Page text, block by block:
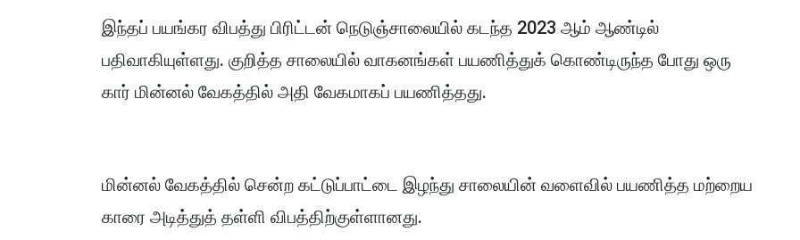
இந்தப் பயங்கர விபத்து பிரிட்டன் நெடுஞ்சாலையில் கடந்த 2023 ஆம் ஆண்டில்
பதிவாகியுள்ளது. குறித்த சாலையில் வாகனங்கள் பயணித்துக் கொண்டிருந்த போது ஒரு
கார் மின்னல் வேகத்தில் அதி வேகமாகப் பயணித்தது.
மின்னல் வேகத்தில் சென்ற கட்டுப்பாட்டை இழந்து சாலையின் வளைவில் பயணித்த மற்றைய
காரை அடித்துத் தள்ளி விபத்திற்குள்ளானது.